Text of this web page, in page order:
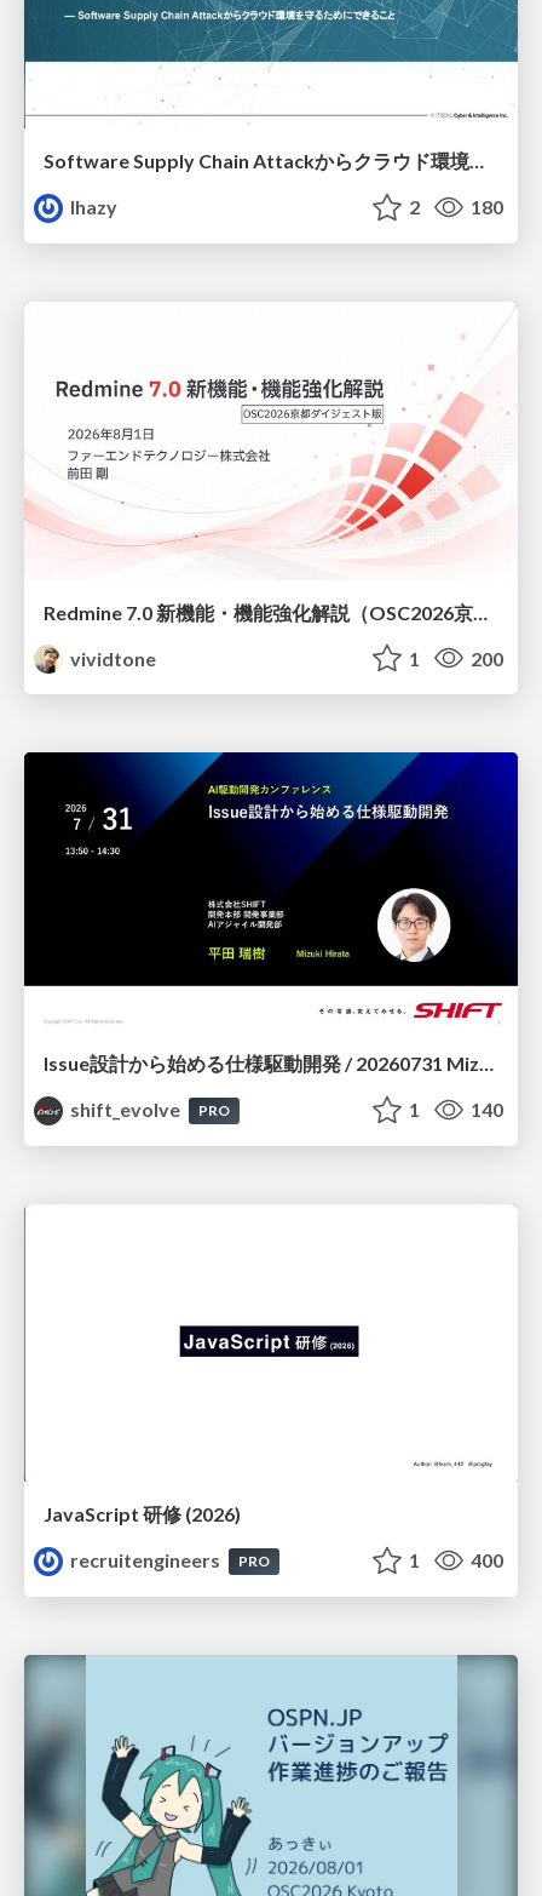
Software Supply Chain Attackからクラウド環境を守るためにできること
lhazy
2 180
vividtone
1 200
Issue設計から始める仕様駆動開発 / 20260731 Mizuki Hirata
shift_evolve
PRO 1 140
JavaScript 研修 (2026)
recruitengineers
PRO 1 400